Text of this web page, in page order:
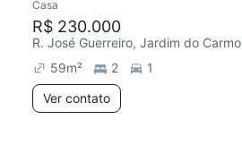
Casa
R$ 230.000
R. José Guerreiro, Jardim do Carmo
59m² 2
1
Ver contato